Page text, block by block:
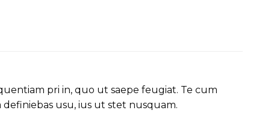
pri in, quo ut saepe feugiat. Te cum
usu, ius ut stet nusquam.